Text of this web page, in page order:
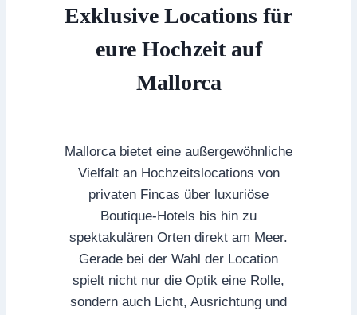
Exklusive Locations für
eure Hochzeit auf
Mallorca
Mallorca bietet eine außergewöhnliche
Vielfalt an Hochzeitslocations von
privaten Fincas über luxuriöse
Boutique-Hotels bis hin zu
spektakulären Orten direkt am Meer.
Gerade bei der Wahl der Location
spielt nicht nur die Optik eine Rolle,
sondern auch Licht, Ausrichtung und